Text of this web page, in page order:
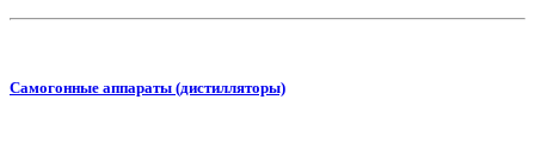
Самогонные аппараты (дистилляторы)